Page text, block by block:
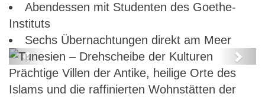
Abendessen mit Studenten des Goethe-
Instituts
Sechs Übernachtungen direkt am Meer
Tunesien – Drehscheibe der
Previous
Next
Prächtige Villen der Antike, heilige Orte des
Islams und die raffinierten Wohnstätten der